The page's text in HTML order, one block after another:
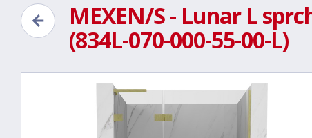
MEXEN/S - Lunar L
(834L-070-000-55-00-L)